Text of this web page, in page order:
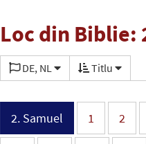
Loc din Biblie:
DE, NL Titlu
2. Samuel 1 2